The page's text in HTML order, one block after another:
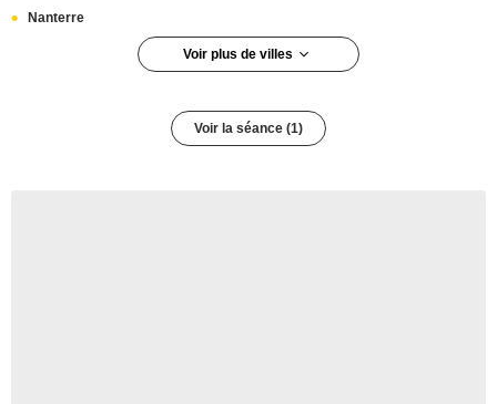
Nanterre
Voir plus de villes
Paris 12e arrondissement
Voir la séance (1)